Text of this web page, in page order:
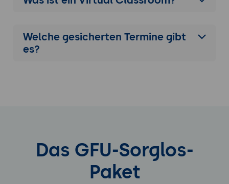
Welche gesicherten Termine gibt
es?
Das GFU-Sorglos-
Paket